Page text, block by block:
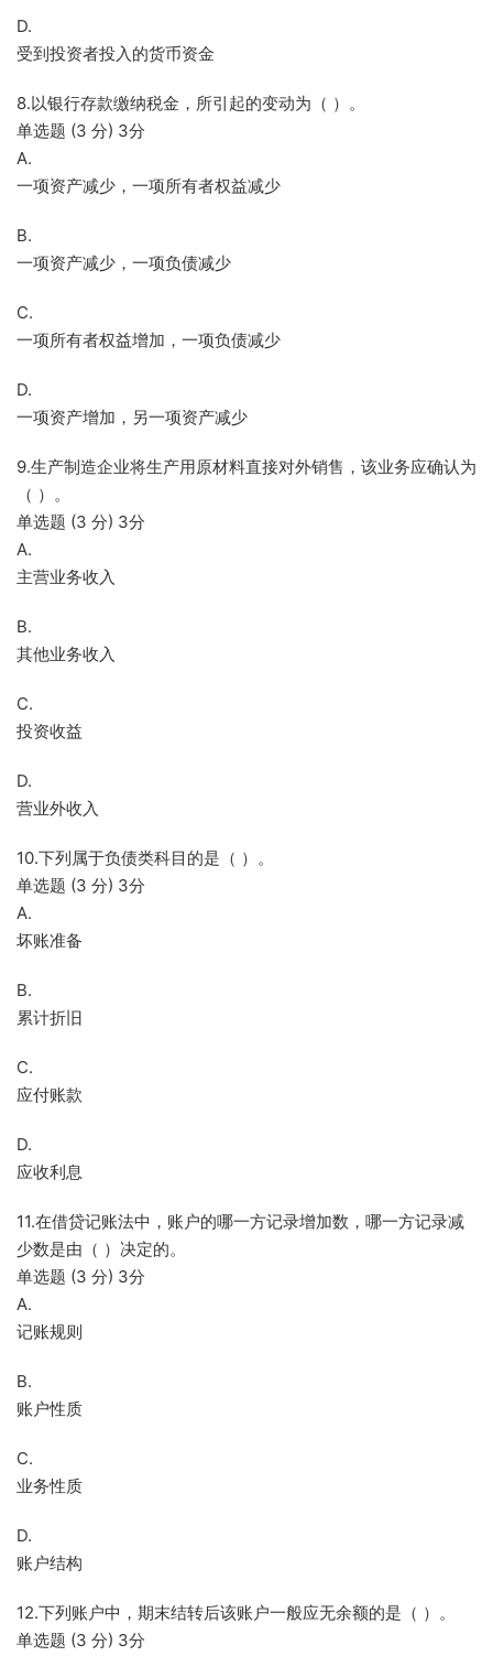
D.
受到投资者投入的货币资金
8.以银行存款缴纳税金，所引起的变动为（ ）。
单选题 (3 分) 3分
A.
一项资产减少，一项所有者权益减少
B.
一项资产减少，一项负债减少
C.
一项所有者权益增加，一项负债减少
D.
一项资产增加，另一项资产减少
9.生产制造企业将生产用原材料直接对外销售，该业务应确认为
（ ）。
单选题 (3 分) 3分
A.
主营业务收入
B.
其他业务收入
C.
投资收益
D.
营业外收入
10.下列属于负债类科目的是（ ）。
单选题 (3 分) 3分
A.
坏账准备
B.
累计折旧
C.
应付账款
D.
应收利息
11.在借贷记账法中，账户的哪一方记录增加数，哪一方记录减
少数是由（ ）决定的。
单选题 (3 分) 3分
A.
记账规则
B.
账户性质
C.
业务性质
D.
账户结构
12.下列账户中，期末结转后该账户一般应无余额的是（ ）。
单选题 (3 分) 3分